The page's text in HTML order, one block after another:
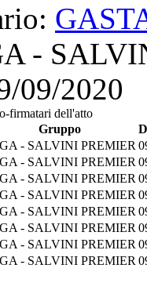
-
09/2020
firmatari dell'atto
Gruppo
- SALVINI PREMIER
- SALVINI PREMIER
- SALVINI PREMIER
- SALVINI PREMIER
- SALVINI PREMIER
- SALVINI PREMIER
- SALVINI PREMIER
- SALVINI PREMIER